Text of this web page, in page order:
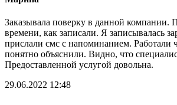
Заказывала поверку в данной компании.
времени, как записали. Я записывалась
прислали смс с напоминанием. Работали
понятно объяснили. Видно, что
Предоставленной услугой довольна.
29.06.2022 12:48